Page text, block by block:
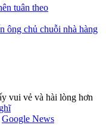
tuân theo
ông chủ chuỗi nhà hàng
vui vẻ và hài lòng hơn
Google News